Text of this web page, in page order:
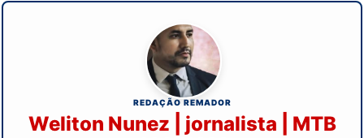
REDAÇÃO REMADOR
Weliton Nunez | jornalista | MTB